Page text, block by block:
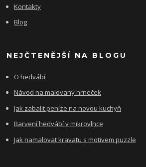
Kontakty
Blog
NEJČTENĚJŠÍ NA BLOGU
O hedvábí
Návod na malovaný hrneček
Jak zabalit peníze na novou kuchyň
Barvení hedvábí v mikrovlnce
Jak namalovat kravatu s motivem puzzle